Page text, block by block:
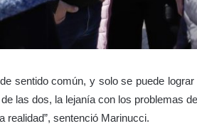
sentido común, y solo se puede
las dos, la lejanía con los problemas
realidad”, sentenció Marinucci.